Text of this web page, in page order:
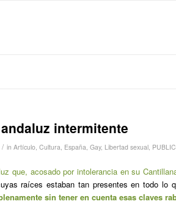
intermitente
/ in Artículo, Cultura, España, Gay, Libertad sexual,
que, acosado por intolerancia en su
raíces estaban tan presentes en todo lo
sin tener en cuenta esas claves